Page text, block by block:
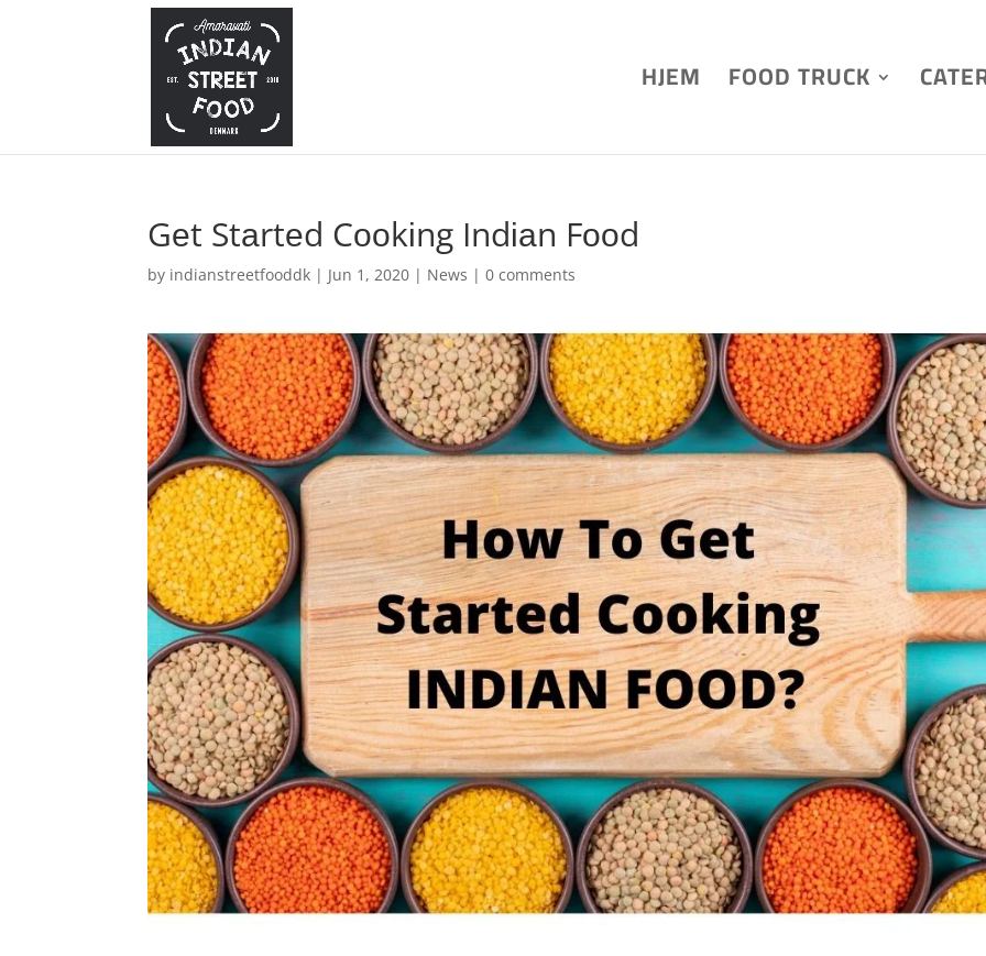
HJEM FOOD TRUCK
Gеt Stаrtеd Cооkіng Indіаn Fооd
by indianstreetfooddk | Jun 1, 2020 | News |0 comments